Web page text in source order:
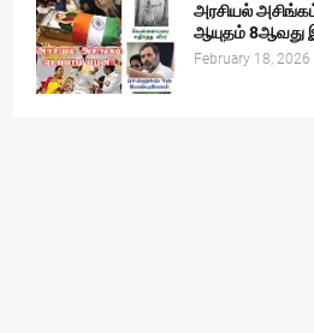
அரசியல் அசிங்கம்
ஆயுதம் 8ஆவது
February 18, 2026